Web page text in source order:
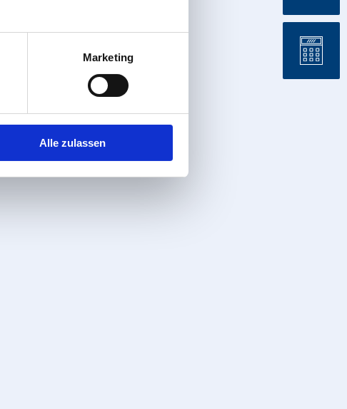
Marketing
Alle zulassen